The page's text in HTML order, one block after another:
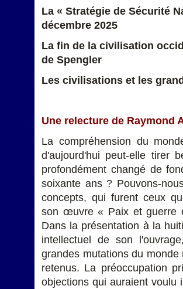
La « Stratégie de Sécurité
décembre 2025
La fin de la civilisation
de Spengler
Les civilisations et les
Une relecture de Raymond
La compréhension du
d'aujourd'hui peut-elle tirer
profondément changé de
soixante ans ? Pouvons-
concepts, qui furent ceux
son œuvre « Paix et guerre
Dans la présentation à la
intellectuel de son
grandes mutations du
retenus. La préoccupation
objections qui auraient voulu